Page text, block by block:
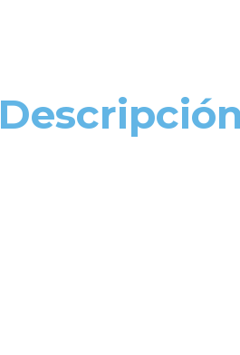
Descripción